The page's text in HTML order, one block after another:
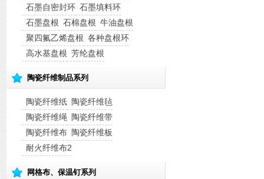
石墨自密封环 石墨填料环
石墨盘根 石棉盘根 牛油盘根
聚四氟乙烯盘根 各种盘根环
高水基盘根 芳纶盘根
陶瓷纤维制品系列
陶瓷纤维纸 陶瓷纤维毡
陶瓷纤维绳
陶瓷纤维带
陶瓷纤维布 陶瓷纤维板
耐火纤维布2
网格布、保温钉系列